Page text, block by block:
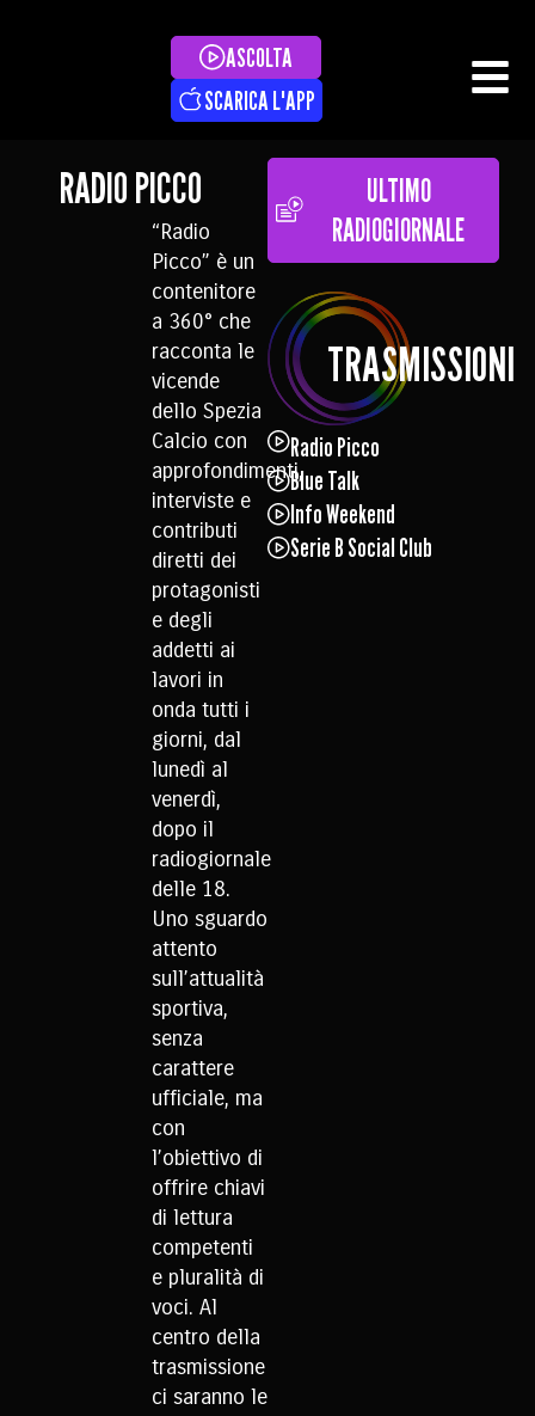
ASCOLTA
SCARICA L'APP
RADIO PICCO
“Radio
Picco” è un
contenitore
a 360° che
racconta le
vicende
dello Spezia
Calcio con
approfondimenti,
interviste e
contributi
diretti dei
protagonisti
e degli
addetti ai
lavori in
onda tutti i
giorni, dal
lunedì al
venerdì,
dopo il
radiogiornale
delle 18.
Uno sguardo
attento
sull’attualità
sportiva,
senza
carattere
ufficiale, ma
con
l’obiettivo di
offrire chiavi
di lettura
competenti
e pluralità di
voci. Al
centro della
trasmissione
ci saranno le
ULTIMO
RADIOGIORNALE
TRASMISSIONI
Radio Picco
Blue Talk
Info Weekend
Serie B Social Club